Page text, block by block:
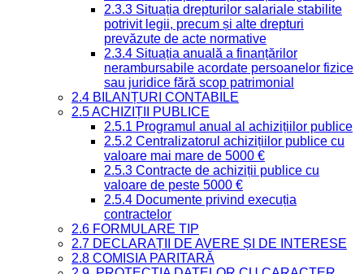
2.3.3 Situația drepturilor salariale stabilite
potrivit legii, precum și alte drepturi
prevăzute de acte normative
2.3.4 Situația anuală a finanțărilor
nerambursabile acordate persoanelor fizice
sau juridice fără scop patrimonial
2.4 BILANȚURI CONTABILE
2.5 ACHIZIȚII PUBLICE
2.5.1 Programul anual al achizițiilor publice
2.5.2 Centralizatorul achizițiilor publice cu
valoare mai mare de 5000 €
2.5.3 Contracte de achiziții publice cu
valoare de peste 5000 €
2.5.4 Documente privind execuția
contractelor
2.6 FORMULARE TIP
2.7 DECLARAȚII DE AVERE ȘI DE INTERESE
2.8 COMISIA PARITARĂ